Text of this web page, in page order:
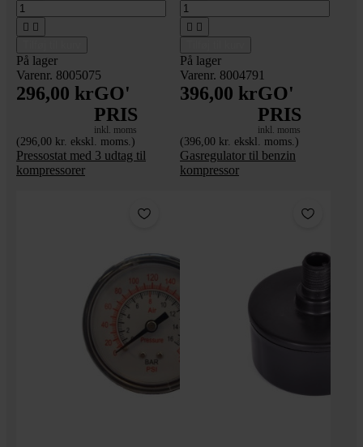
 
På lager
Varenr. 8005075
296,00 krGO'
PRIS
inkl. moms
(296,00 kr. ekskl. moms.)
Pressostat med 3 udtag til
kompressorer
 
På lager
Varenr. 8004791
396,00 krGO'
PRIS
inkl. moms
(396,00 kr. ekskl. moms.)
Gasregulator til benzin
kompressor